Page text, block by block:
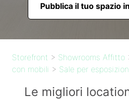
Pubblica il tuo spazio
Storefront > Showrooms Affitto
con mobili > Sale per
Le migliori